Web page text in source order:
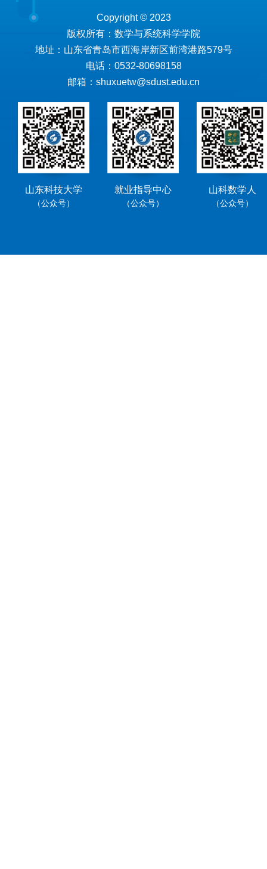
Copyright © 2023
版权所有：数学与系统科学学院
地址：山东省青岛市西海岸新区前湾港路579号
电话：0532-80698158
邮箱：shuxuetw@sdust.edu.cn
山东科技大学
（公众号）
就业指导中心
（公众号）
山科数学人
（公众号）